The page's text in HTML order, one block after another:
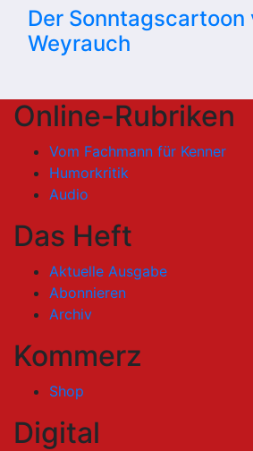
Der Sonntagscartoon
Weyrauch
Online-Rubriken
Vom Fachmann für Kenner
Humorkritik
Audio
Das Heft
Aktuelle Ausgabe
Abonnieren
Archiv
Kommerz
Shop
Digital